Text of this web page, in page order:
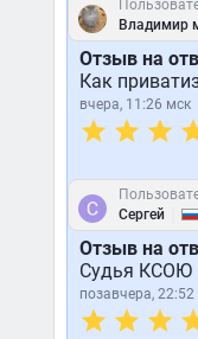
Владимир
Отзыв на
Как
вчера, 11:26 мск
Сергей
Отзыв на
Судья КСОЮ
позавчера, 22:52